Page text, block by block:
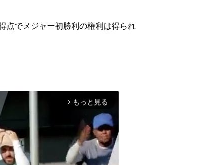
点でメジャー初勝利の権利は得られ
arrow_forward_ios もっと見る